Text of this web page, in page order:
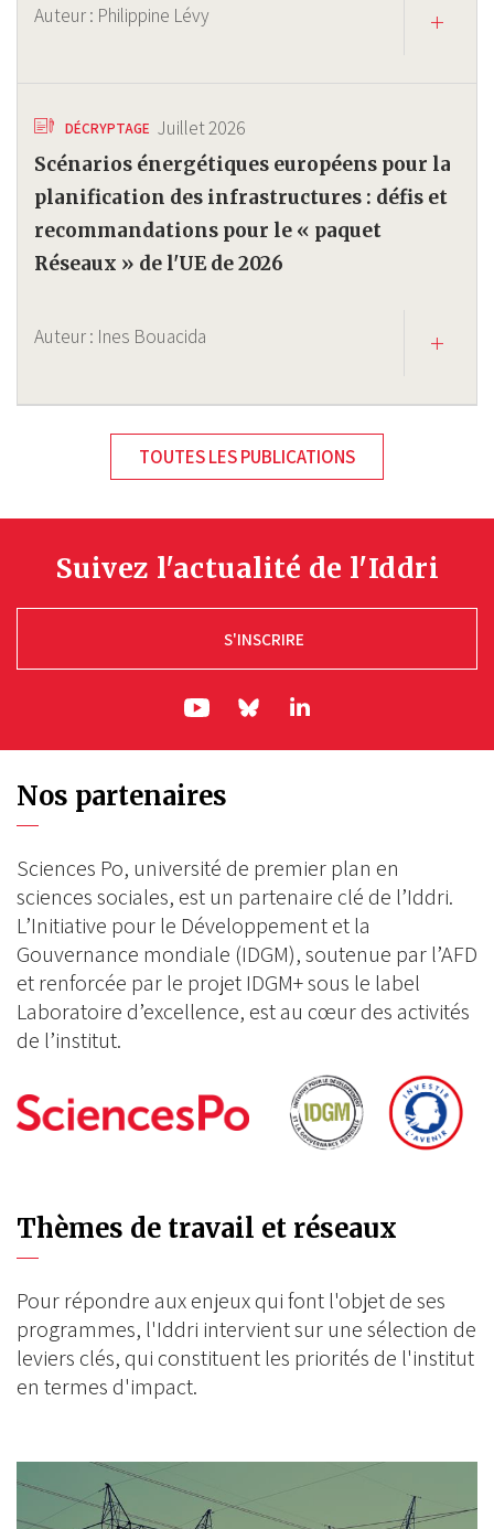
Auteur : Philippine Lévy
DÉCRYPTAGE Juillet 2026
Scénarios énergétiques européens pour la
planification des infrastructures : défis et
recommandations pour le « paquet
Réseaux » de l'UE de 2026
Auteur : Ines Bouacida
TOUTES LES PUBLICATIONS
Suivez l'actualité de l'Iddri
S'INSCRIRE
ln|LinkedIn
Nos partenaires
Sciences Po, université de premier plan en
sciences sociales, est un partenaire clé de l’Iddri.
L’Initiative pour le Développement et la
Gouvernance mondiale (IDGM), soutenue par l’AFD
et renforcée par le projet IDGM+ sous le label
Laboratoire d’excellence, est au cœur des activités
de l’institut.
Thèmes de travail et réseaux
Pour répondre aux enjeux qui font l'objet de ses
programmes, l'Iddri intervient sur une sélection de
leviers clés, qui constituent les priorités de l'institut
en termes d'impact.